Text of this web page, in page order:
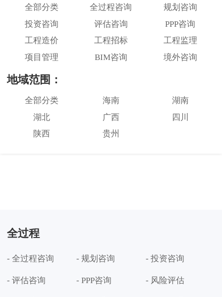
全部分类 全过程咨询
规划咨询
投资咨询
评估咨询
PPP咨询
工程造价
工程招标
工程监理
项目管理
BIM咨询 境外咨询
地域范围：
全部分类 海南
湖南
湖北
广西
四川
陕西
贵州
全过程
- 全过程咨询 - 规划咨询 - 投资咨询
- 评估咨询 - PPP咨询 - 风险评估